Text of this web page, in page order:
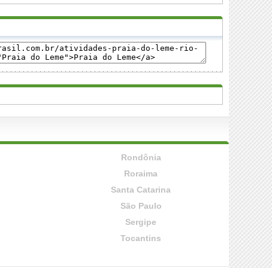
Rondônia
Roraima
Santa Catarina
São Paulo
Sergipe
Tocantins